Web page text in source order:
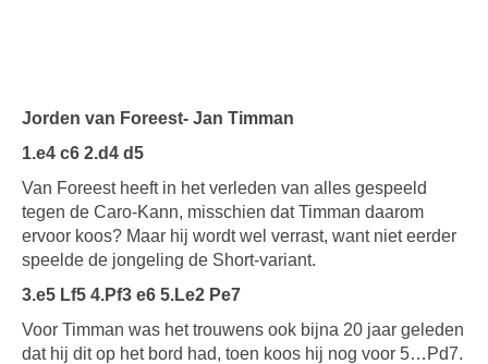
Jorden van Foreest- Jan Timman
1.e4 c6 2.d4 d5
Van Foreest heeft in het verleden van alles gespeeld
tegen de Caro-Kann, misschien dat Timman daarom
ervoor koos? Maar hij wordt wel verrast, want niet eerder
speelde de jongeling de Short-variant.
3.e5 Lf5 4.Pf3 e6 5.Le2 Pe7
Voor Timman was het trouwens ook bijna 20 jaar geleden
dat hij dit op het bord had, toen koos hij nog voor 5…Pd7.